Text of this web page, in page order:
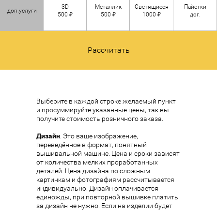
доп.услуги
3D
500 ₽
Металлик
500 ₽
Светящиеся
1000 ₽
Пайетки
дог.
Рассчитать
Выберите в каждой строке желаемый пункт
и просуммируйте указанные цены, так вы
получите стоимость розничного заказа.
Дизайн. Это ваше изображение,
переведённое в формат, понятный
вышивальной машине. Цена и сроки зависят
от количества мелких проработанных
деталей. Цена дизайна по сложным
картинкам и фотографиям рассчитывается
индивидуально. Дизайн оплачивается
единожды, при повторной вышивке платить
за дизайн не нужно. Если на изделии будет